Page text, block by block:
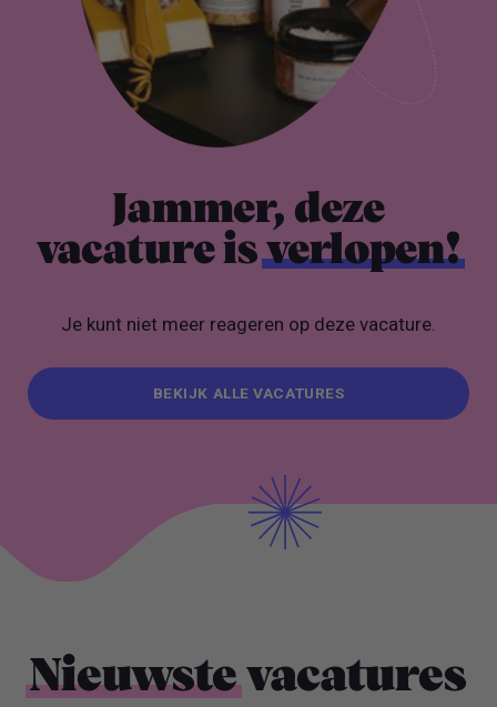
Jammer, deze
vacature isverlopen!
Je kunt niet meer reageren op deze vacature.
BEKIJK ALLE VACATURES
Nieuwstevacatures